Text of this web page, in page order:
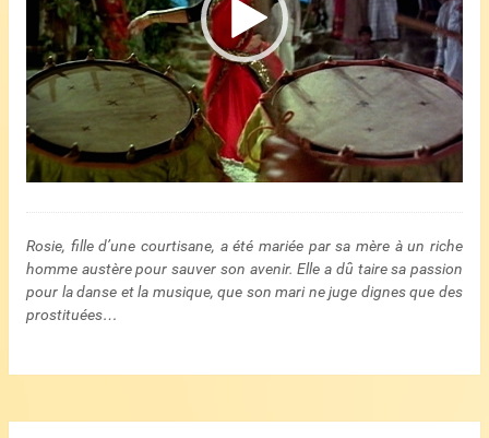
Rosie, fille d’une courtisane, a été mariée par sa mère à un riche
homme austère pour sauver son avenir. Elle a dû taire sa passion
pour la danse et la musique, que son mari ne juge dignes que des
prostituées…